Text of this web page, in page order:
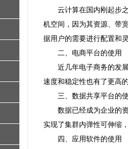
云计算在国内刚起步
机空间，因为其资源、带
据用户的需要进行配置和
二、电商平台的使用
近几年电子商务的发
速度和稳定性也有了更高
三、数据共享平台的
数据已经成为企业的
实现了集群内弹性可伸缩
四、应用软件的使用